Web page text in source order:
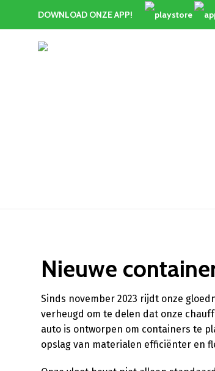
DOWNLOAD ONZE APP!
Nieuwe
Sinds november 2023 rijdt onze
verheugd om te delen dat onze
auto is ontworpen om containers te
opslag van materialen efficiënter en